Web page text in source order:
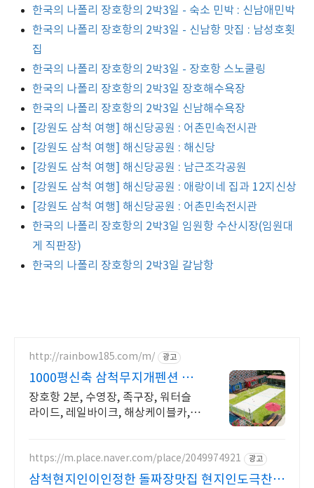
한국의 나폴리 장호항의 2박3일 - 숙소 민박 : 신남애민박
한국의 나폴리 장호항의 2박3일 - 신남항 맛집 : 남성호횟
집
한국의 나폴리 장호항의 2박3일 - 장호항 스노쿨링
한국의 나폴리 장호항의 2박3일 장호해수욕장
한국의 나폴리 장호항의 2박3일 신남해수욕장
[강원도 삼척 여행] 해신당공원 : 어촌민속전시관
[강원도 삼척 여행] 해신당공원 : 해신당
[강원도 삼척 여행] 해신당공원 : 남근조각공원
[강원도 삼척 여행] 해신당공원 : 애랑이네 집과 12지신상
[강원도 삼척 여행] 해신당공원 : 어촌민속전시관
한국의 나폴리 장호항의 2박3일 임원항 수산시장(임원대
게 직판장)
한국의 나폴리 장호항의 2박3일 갈남항
http://rainbow185.com/m/ 광고
1000평신축 삼척무지개펜션 삼
척펜션, 삼척장호항펜션,
장호항 2분, 수영장, 족구장, 워터슬
라이드, 레일바이크, 해상케이블카,
https://m.place.naver.com/place/2049974921 광고
삼척현지인이인정한 돌짜장맛집 현지인도극찬한